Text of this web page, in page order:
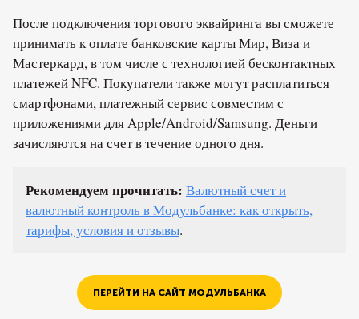
После подключения торгового эквайринга вы сможете
принимать к оплате банковские карты Мир, Виза и
Мастеркард, в том числе с технологией бесконтактных
платежей NFC. Покупатели также могут расплатиться
смартфонами, платежный сервис совместим с
приложениями для Apple/Android/Samsung. Деньги
зачисляются на счет в течение одного дня.
Рекомендуем прочитать: Валютный счет и
валютный контроль в Модульбанке: как открыть,
тарифы, условия и отзывы.
ПЕРЕЙТИ НА САЙТ МОДУЛЬБАНКА